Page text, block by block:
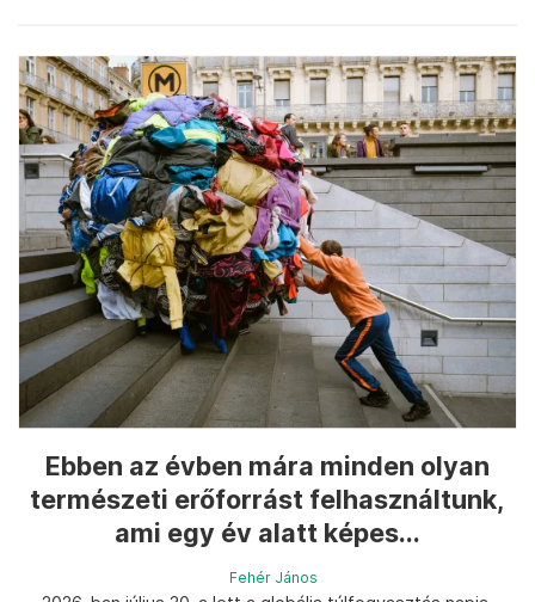
Ebben az évben mára minden olyan
természeti erőforrást felhasználtunk,
ami egy év alatt képes...
Fehér János